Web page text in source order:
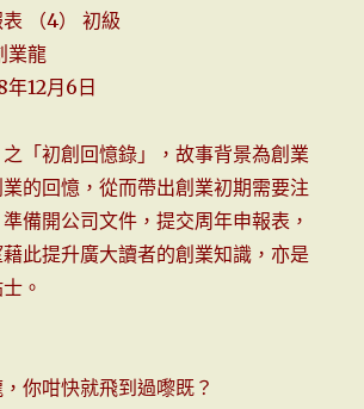
（4） 初級
業龍
年12月6日
之「初創回憶錄」，故事背景為創業
的回憶，從而帶出創業初期需要注
備開公司文件，提交周年申報表，
此提升廣大讀者的創業知識，亦是
。
你咁快就飛到過嚟既？